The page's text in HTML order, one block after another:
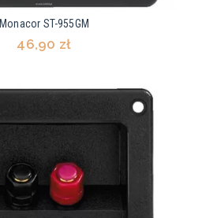
Monacor ST-955GM
46,90 zł